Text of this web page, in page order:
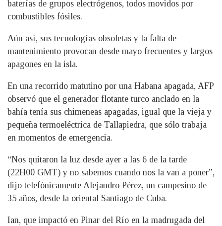
baterías de grupos electrógenos, todos movidos por
combustibles fósiles.
Aún así, sus tecnologías obsoletas y la falta de
mantenimiento provocan desde mayo frecuentes y largos
apagones en la isla.
En una recorrido matutino por una Habana apagada, AFP
observó que el generador flotante turco anclado en la
bahía tenía sus chimeneas apagadas, igual que la vieja y
pequeña termoeléctrica de Tallapiedra, que sólo trabaja
en momentos de emergencia.
“Nos quitaron la luz desde ayer a las 6 de la tarde
(22H00 GMT) y no sabemos cuando nos la van a poner”,
dijo telefónicamente Alejandro Pérez, un campesino de
35 años, desde la oriental Santiago de Cuba.
Ian, que impactó en Pinar del Río en la madrugada del